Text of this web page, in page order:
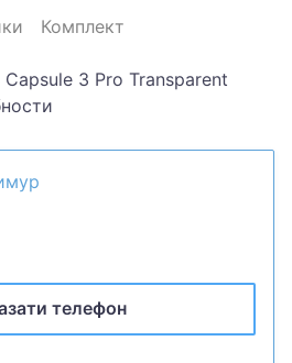
Комплект
3 Pro Transparent
состоянии, мне их
но я ими абсолютно не
подключаются к
SoundPEATS без проблем
телефон